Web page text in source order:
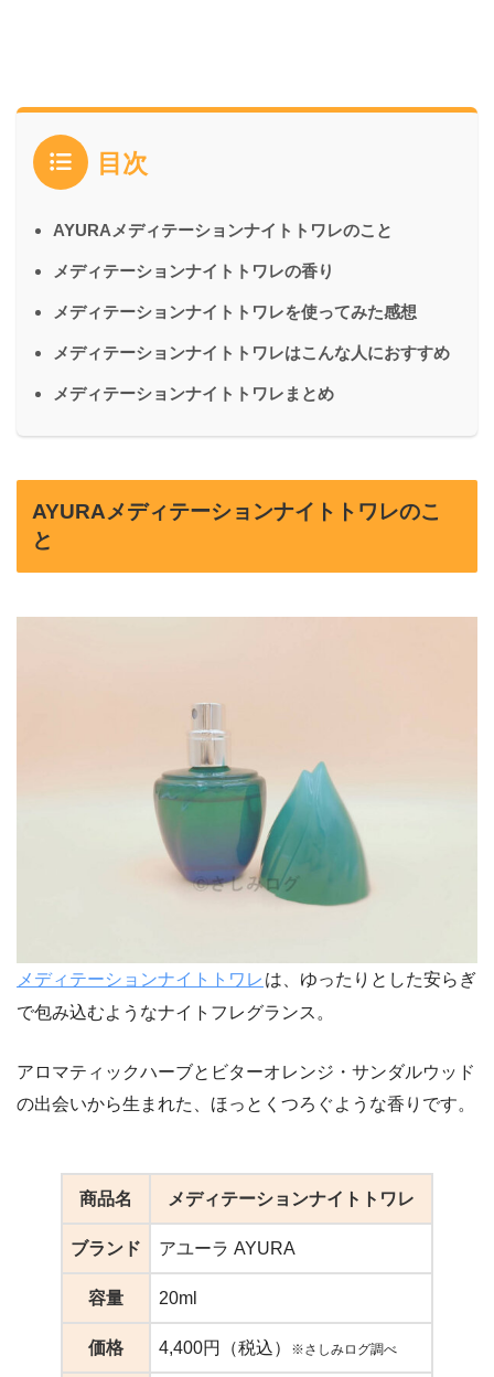
目次
AYURAメディテーションナイトトワレのこと
メディテーションナイトトワレの香り
メディテーションナイトトワレを使ってみた感想
メディテーションナイトトワレはこんな人におすすめ
メディテーションナイトトワレまとめ
AYURAメディテーションナイトトワレのこ
と
メディテーションナイトトワレ は、ゆったりとした安らぎ
で包み込むようなナイトフレグランス。
アロマティックハーブとビターオレンジ・サンダルウッド
の出会いから生まれた、ほっとくつろぐような香りです。
商品名 メディテーションナイトトワレ
ブランド アユーラ AYURA
容量 20ml
価格 4,400円（税込） ※さしみログ調べ